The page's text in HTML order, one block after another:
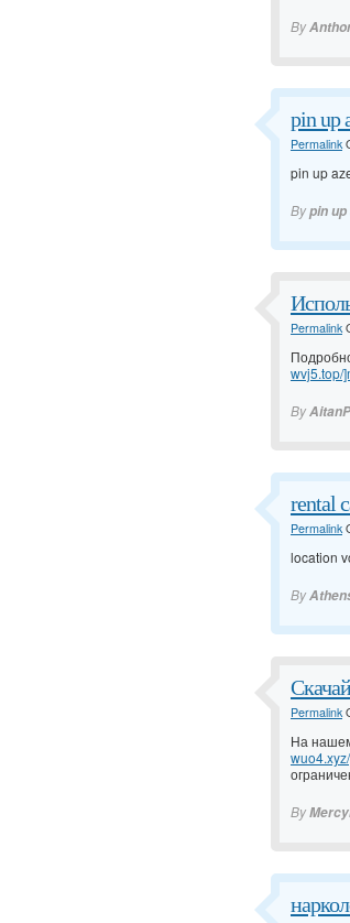
By
pin up
Permalink
pin up
Bypin
Permalink
wvj5.top/
By
rental
Permalink
location
By
Permalink
На
By